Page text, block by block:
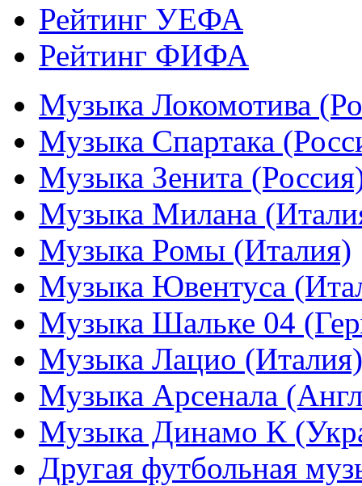
Рейтинг УЕФА
Рейтинг ФИФА
Музыка Локомотива
Музыка Спартака
Музыка Зенита
Музыка Милана
Музыка Ромы (Италия)
Музыка Ювентуса
Музыка Шальке 04
Музыка Лацио (Италия)
Музыка Арсенала
Музыка Динамо К
Другая футбольная